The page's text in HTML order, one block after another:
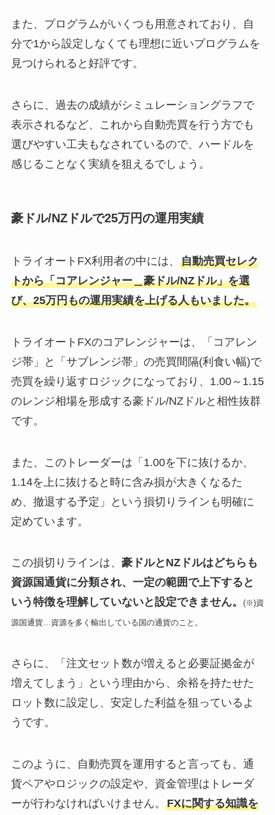
また、プログラムがいくつも用意されており、自
分で1から設定しなくても理想に近いプログラムを
見つけられると好評です。
さらに、過去の成績がシミュレーショングラフで
表示されるなど、これから自動売買を行う方でも
選びやすい工夫もなされているので、ハードルを
感じることなく実績を狙えるでしょう。
豪ドル/NZドルで25万円の運用実績
トライオートFX利用者の中には、 自動売買セレク
トから「コアレンジャー＿豪ドル/NZドル」を選
び、25万円もの運用実績を上げる人もいました。
トライオートFXのコアレンジャーは、「コアレン
ジ帯」と「サブレンジ帯」の売買間隔(利食い幅)で
売買を繰り返すロジックになっており、1.00～1.15
のレンジ相場を形成する豪ドル/NZドルと相性抜群
です。
また、このトレーダーは「1.00を下に抜けるか、
1.14を上に抜けると時に含み損が大きくなるた
め、撤退する予定」という損切りラインも明確に
定めています。
この損切りラインは、 豪ドルとNZドルはどちらも
資源国通貨に分類され、一定の範囲で上下すると
いう特徴を理解していないと設定できません。
(※)資
源国通貨…資源を多く輸出している国の通貨のこと。
さらに、「注文セット数が増えると必要証拠金が
増えてしまう」という理由から、余裕を持たせた
ロット数に設定し、安定した利益を狙っているよ
うです。
このように、自動売買を運用すると言っても、通
貨ペアやロジックの設定や、資金管理はトレーダ
ーが行わなければいけません。 FXに関する知識を